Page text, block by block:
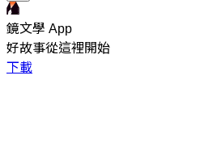
鏡文學 App
好故事從這裡開始
下載